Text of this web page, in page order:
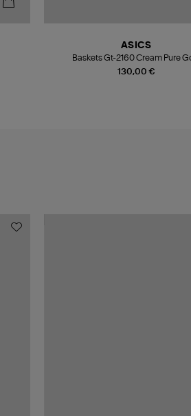
130,00 €
ASICS
Baskets Gt-2160 Cream Pure